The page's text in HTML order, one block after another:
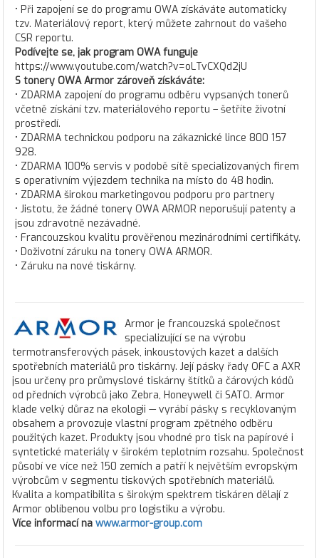
• Při zapojení se do programu OWA získáváte automaticky
tzv. Materiálový report, který můžete zahrnout do vašeho
CSR reportu.
Podívejte se, jak program OWA funguje
https://www.youtube.com/watch?v=oLTvCXQd2jU
S tonery OWA Armor zároveň získáváte:
• ZDARMA zapojení do programu odběru vypsaných tonerů
včetně získání tzv. materiálového reportu – šetříte životní
prostředí.
• ZDARMA technickou podporu na zákaznické lince 800 157
928.
• ZDARMA 100% servis v podobě sítě specializovaných firem
s operativním výjezdem technika na místo do 48 hodin.
• ZDARMA širokou marketingovou podporu pro partnery
• Jistotu, že žádné tonery OWA ARMOR neporušují patenty a
jsou zdravotně nezávadné.
• Francouzskou kvalitu prověřenou mezinárodními certifikáty.
• Doživotní záruku na tonery OWA ARMOR.
• Záruku na nové tiskárny.
Armor je francouzská společnost
specializující se na výrobu
termotransferových pásek, inkoustových kazet a dalších
spotřebních materiálů pro tiskárny. Její pásky řady OFC a AXR
jsou určeny pro průmyslové tiskárny štítků a čárových kódů
od předních výrobců jako Zebra, Honeywell či SATO. Armor
klade velký důraz na ekologii — vyrábí pásky s recyklovaným
obsahem a provozuje vlastní program zpětného odběru
použitých kazet. Produkty jsou vhodné pro tisk na papírové i
syntetické materiály v širokém teplotním rozsahu. Společnost
působí ve více než 150 zemích a patří k největším evropským
výrobcům v segmentu tiskových spotřebních materiálů.
Kvalita a kompatibilita s širokým spektrem tiskáren dělají z
Armor oblíbenou volbu pro logistiku a výrobu.
Více informací na www.armor-group.com